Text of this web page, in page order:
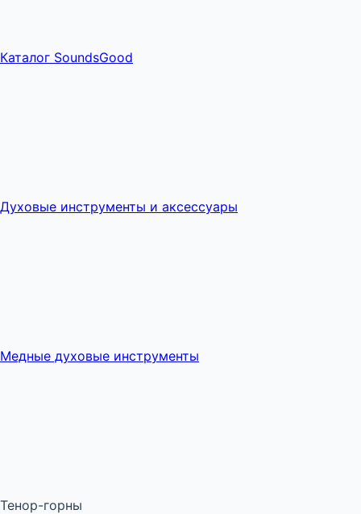
Каталог SoundsGood
Духовые инструменты и аксессуары
Медные духовые инструменты
Тенор-горны